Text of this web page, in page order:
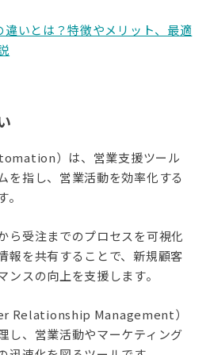
違いとは？特徴やメリット、最適
）は、営業支援ツール
を指し、営業活動を効率化する
ら受注までのプロセスを可視化
報を共有することで、新規顧客
ンスの向上を支援します。
Relationship Management）
し、営業活動やマーケティング